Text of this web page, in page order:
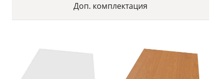
Доп. комплектация